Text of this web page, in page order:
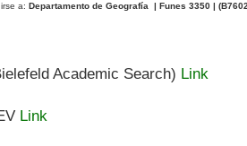
a: Departamento de Geografía | Funes 3350 | (
Academic Search) Link
Link